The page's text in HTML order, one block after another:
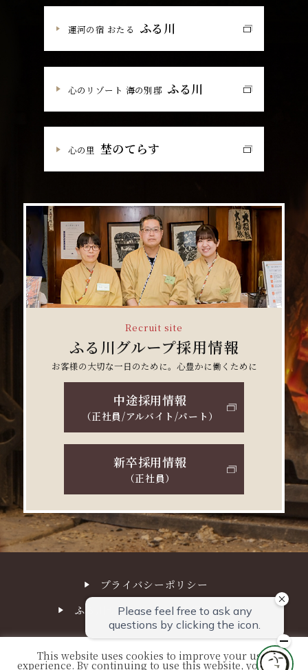
運河の宿 おたる ふる川
心のリゾート 海の別邸 ふる川
心の里 埜のてらす
Recruit site
ふる川グループ採用情報
お客様の大切な一日のために。心豊かに働くために
中途採用情報
（正社員/アルバイト/パート）
新卒採用情報
（正社員）
プライバシーポリシー
ふる川サステナビリティ経営方針
© FURUKAWA. All Right Reserved.
This website uses cookies to improve your user
experience. By continuing to use this website, you have